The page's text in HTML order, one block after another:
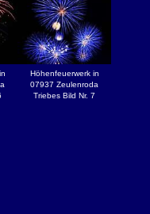
Höhenfeuerwerk in
07937 Zeulenroda
Triebes Bild Nr. 7